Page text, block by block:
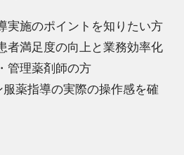
実施のポイントを知りたい方
者満足度の向上と業務効率化
管理薬剤師の方
服薬指導の実際の操作感を確